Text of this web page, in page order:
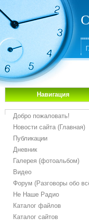
Навигация
Добро пожаловать!
Новости сайта (Главная)
Публикации
Дневник
Галерея (фотоальбом)
Видео
Форум (Разговоры обо
Не Наше Радио
Каталог файлов
Каталог сайтов